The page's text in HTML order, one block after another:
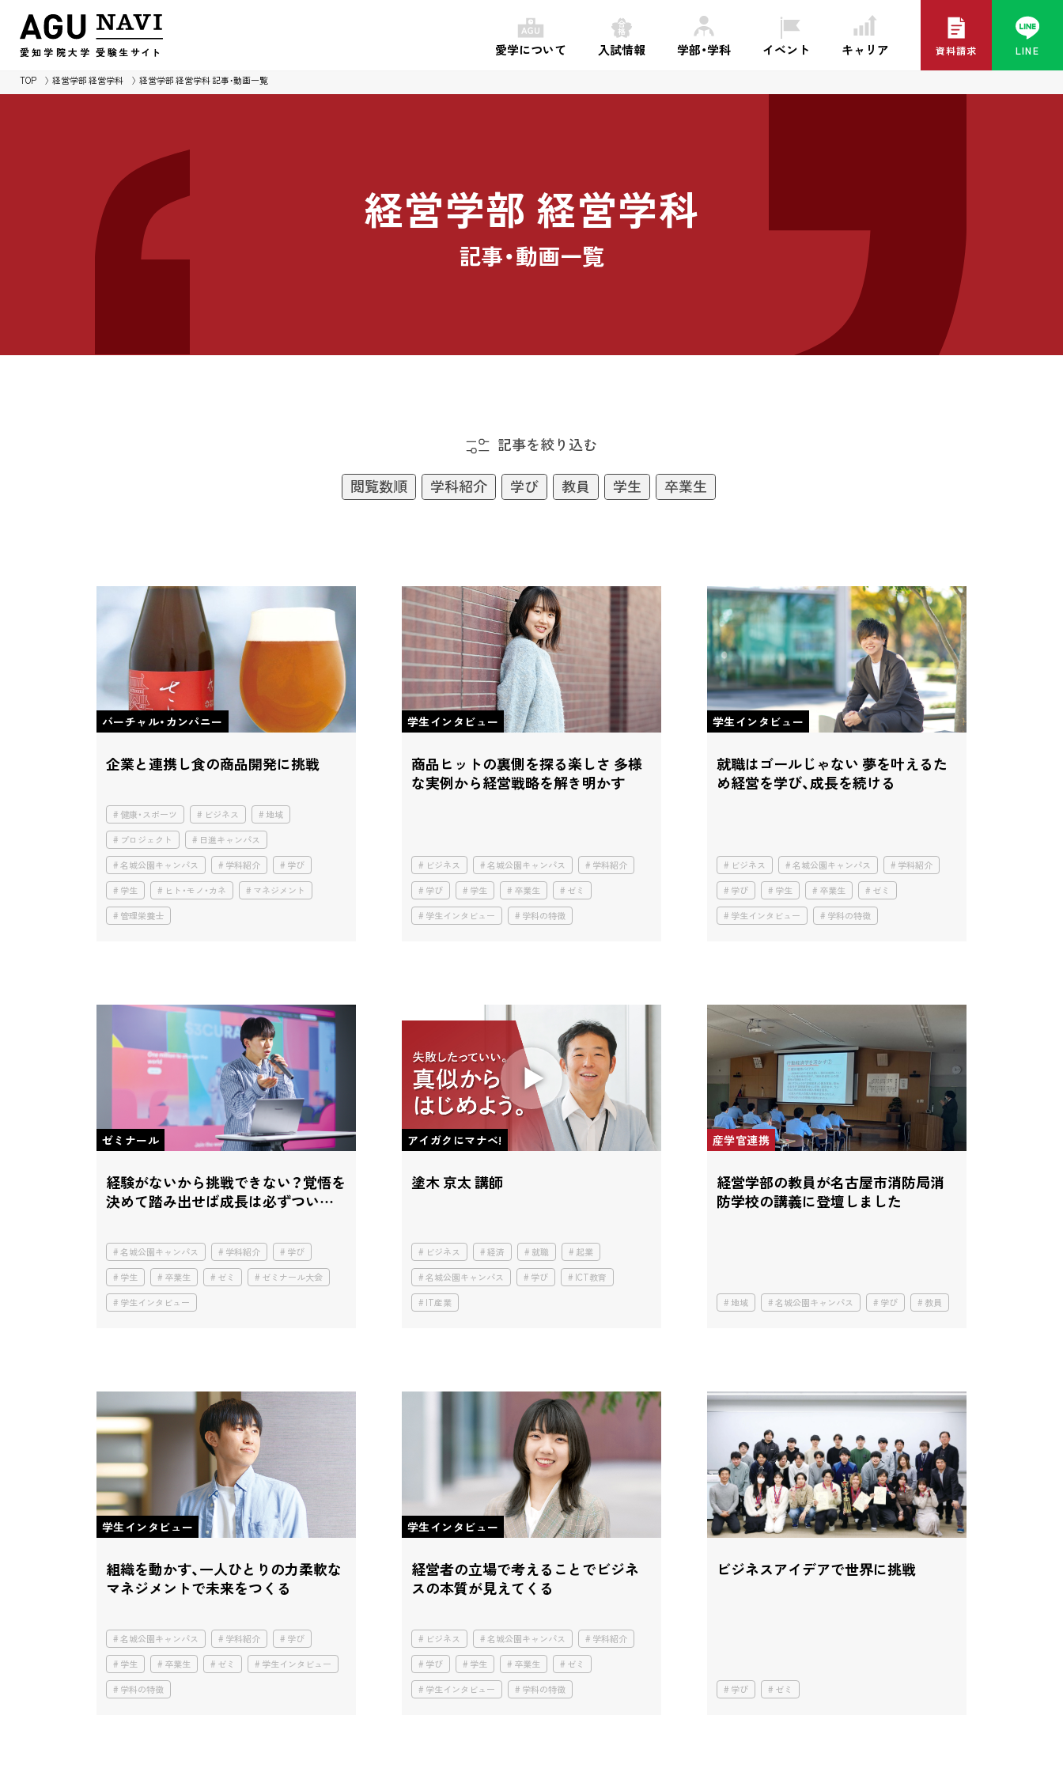
愛知学院大学 受験生サイ ト 愛学について 入試情報 学部・学科 イベント キャリア 資料請求 LINE
TOP 経営学部 経営学科 経営学部 経営学科 記事・動画一覧
経営学部 経営学科
記事・動画一覧
記事を絞り込む
閲覧数順
学科紹介 学び 教員 学生 卒業生
バーチャル・カンパニー
企業と連携し食の商品開発に挑戦
健康・スポーツ ビジネス
地域
プロジェクト
日進キャンパス
名城公園キャンパス
学科紹介
学び
学生
ヒト・モノ・カネ
マネジメント
管理栄養士
学生インタビュー
商品ヒットの裏側を探る楽しさ 多様
な実例から経営戦略を解き明かす
ビジネス 名城公園キャンパス
学科紹介
学び
学生 卒業生
ゼミ
学生インタビュー
学科の特徴
学生インタビュー
就職はゴールじゃない 夢を叶えるた
め経営を学び、成長を続ける
ビジネス 名城公園キャンパス
学科紹介
学び
学生 卒業生
ゼミ
学生インタビュー
学科の特徴
ゼミナール
経験がないから挑戦できない？覚悟を
決めて踏み出せば成長は必ずついて
名城公園キャンパス 学科紹介
学び
学生
卒業生 ゼミ
ゼミナール大会
学生インタビュー
アイガクにマナベ!
塗木 京太 講師
ビジネス 経済 就職
起業
名城公園キャンパス
学び
ICT教育
IT産業
産学官連携
経営学部の教員が名古屋市消防局消
防学校の講義に登壇しました
地域 名城公園キャンパス 学び 教員
学生インタビュー
組織を動かす、一人ひとりの力柔軟な
マネジメントで未来をつくる
名城公園キャンパス 学科紹介
学び
学生
卒業生 ゼミ
学生インタビュー
学科の特徴
学生インタビュー
経営者の立場で考えることでビジネ
スの本質が見えてくる
ビジネス 名城公園キャンパス
学科紹介
学び
学生 卒業生
ゼミ
学生インタビュー
学科の特徴
ビジネスアイデアで世界に挑戦
学び ゼミ